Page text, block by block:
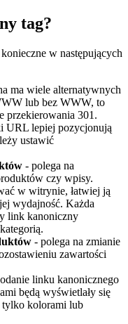
tag?
w następujących
ma wiele alternatywnych
lub bez WWW, to
przekierowania 301.
URL lepiej pozycjonują
ustawić
- polega na
czy wpisy.
w witrynie, łatwiej ją
wydajność. Każda
link kanoniczny
- polega na zmianie
zawartości
linku kanonicznego
będą wyświetlały się
tylko kolorami lub